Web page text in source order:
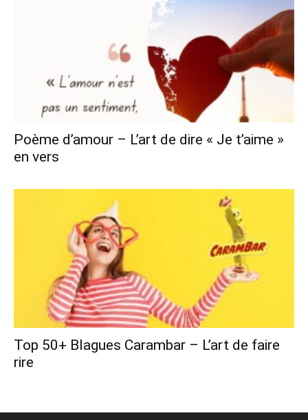
Poème d’amour – L’art de dire « Je t’aime »
en vers
Top 50+ Blagues Carambar – L’art de faire
rire